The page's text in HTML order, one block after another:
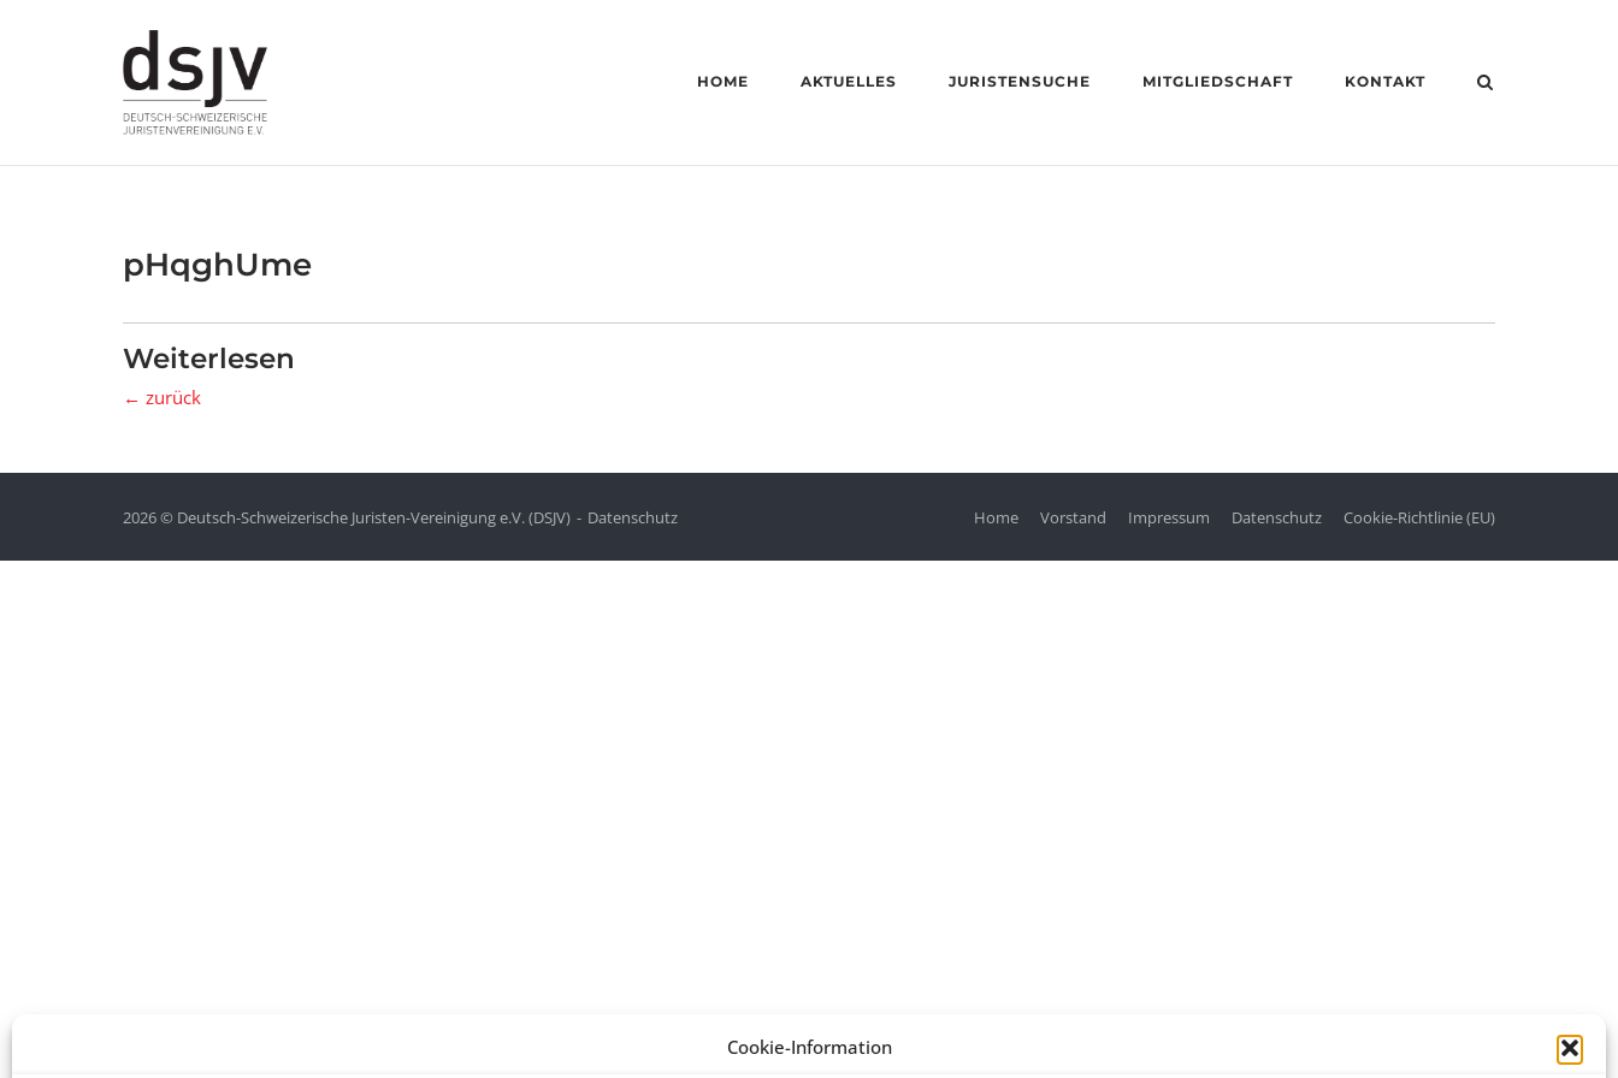
Cookie-Information
HOME AKTUELLES JURISTENSUCHE MITGLIEDSCHAFT KONTAKT
pHqghUme
Weiterlesen
← zurück
2026 © Deutsch-Schweizerische Juristen-Vereinigung e.V. (DSJV) Datenschutz Home Vorstand Impressum Datenschutz Cookie-Richtlinie (EU)